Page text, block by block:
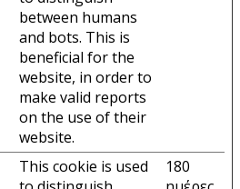
between humans
and bots. This is
beneficial for the
website, in order to
make valid reports
on the use of their
website.
This cookie is used
180